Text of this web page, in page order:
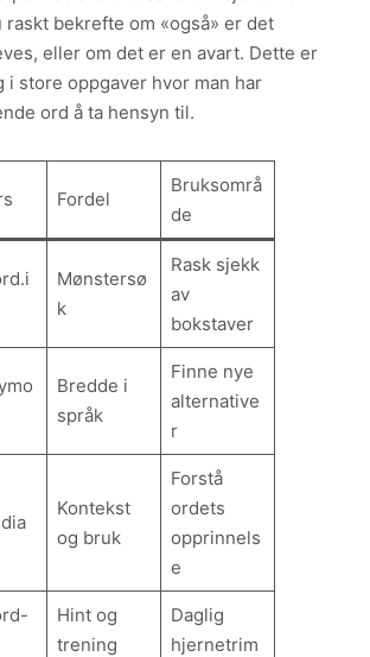
raskt bekrefte om «også» er det
eller om det er en avart. Dette er
i store oppgaver hvor man har
ord å ta hensyn til.
Fordel
Bruksområ
de
Mønstersø
k
Rask sjekk
av
bokstaver
Bredde i
språk
Finne nye
alternative
r
Kontekst
og bruk
Forstå
ordets
opprinnels
e
Hint og
trening
Daglig
hjernetrim